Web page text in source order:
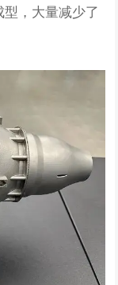
，大量减少了